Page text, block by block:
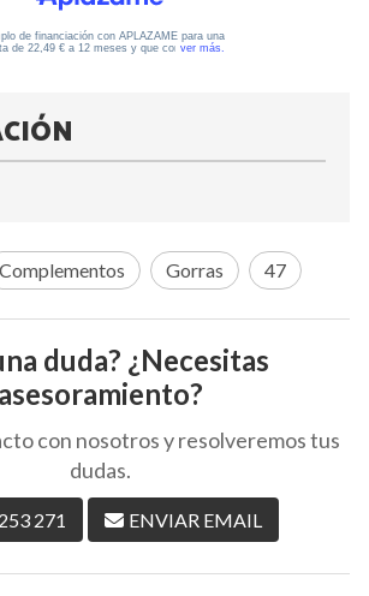
Complementos Gorras 47
duda? ¿Necesitas
asesoramiento?
con nosotros y resolveremos tus
dudas.
271 ENVIAR EMAIL